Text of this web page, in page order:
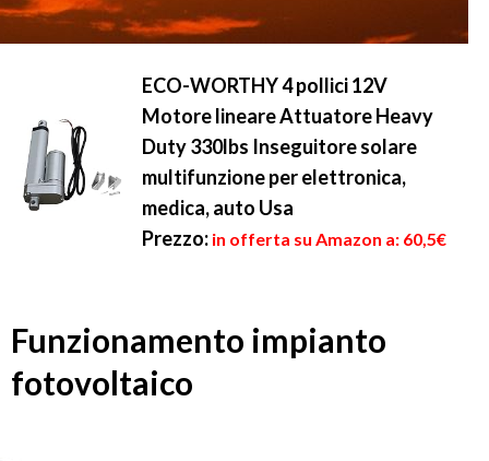
ECO-WORTHY 4 pollici 12V
Motore lineare Attuatore Heavy
Duty 330lbs Inseguitore solare
multifunzione per elettronica,
medica, auto Usa
Prezzo: in offerta su Amazon a: 60,5€
Funzionamento impianto
fotovoltaico